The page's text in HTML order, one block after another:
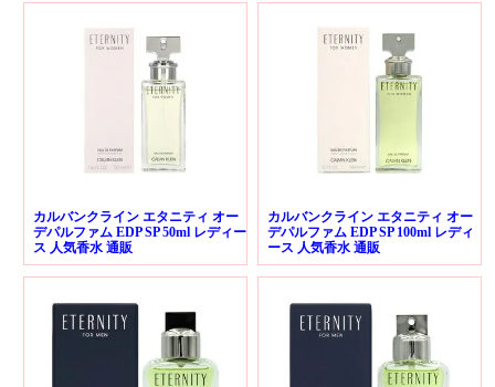
カルバンクライン エタニティ オー
デパルファム EDP SP 50ml レディー
ス 人気香水 通販
カルバンクライン エタニティ オー
デパルファム EDP SP 100ml レディ
ース 人気香水 通販